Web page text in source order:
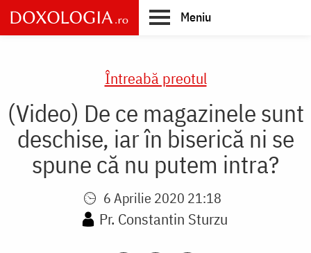
Skip
to
main
Meniu
Întreabă preotul
(Video) De ce magazinele sunt
deschise, iar în biserică ni se
spune că nu putem intra?
6 Aprilie 2020 21:18
Pr. Constantin Sturzu